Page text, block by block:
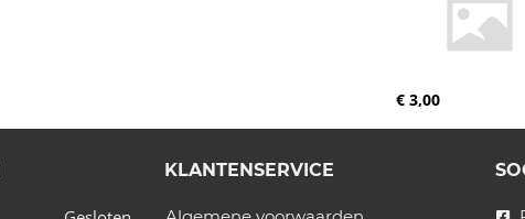
€ 3,00
KLANTENSERVICE